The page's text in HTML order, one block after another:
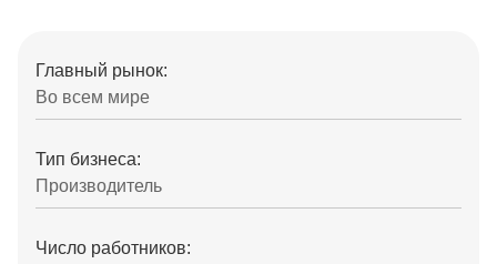
Главный рынок:
Во всем мире
Тип бизнеса:
Производитель
Число работников: